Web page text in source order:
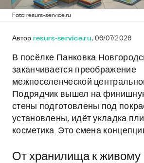
Foto: resurs-service.ru
Автор resurs-service.ru, 06/07/2026
В посёлке Панковка
заканчивается преображение
межпоселенческой
Подрядчик вышел на
стены подготовлены под
установлены, идёт укладка
косметика. Это смена
От хранилища к живому